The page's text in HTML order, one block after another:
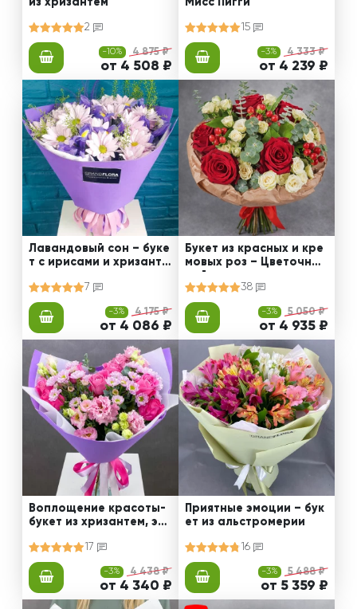
из хризантем
2
-10% 4 875 ₽
от 4 508 ₽
Мисс Пигги
15
-3% 4 333 ₽
от 4 239 ₽
Лавандовый сон – буке
т с ирисами и хризанте
7
-3% 4 175 ₽
от 4 086 ₽
Букет из красных и кре
мовых роз – Цветочный
38
-3% 5 050 ₽
от 4 935 ₽
Воплощение красоты-
букет из хризантем, эус
17
-3% 4 438 ₽
от 4 340 ₽
Приятные эмоции – бук
ет из альстромерии
16
-3% 5 488 ₽
от 5 359 ₽